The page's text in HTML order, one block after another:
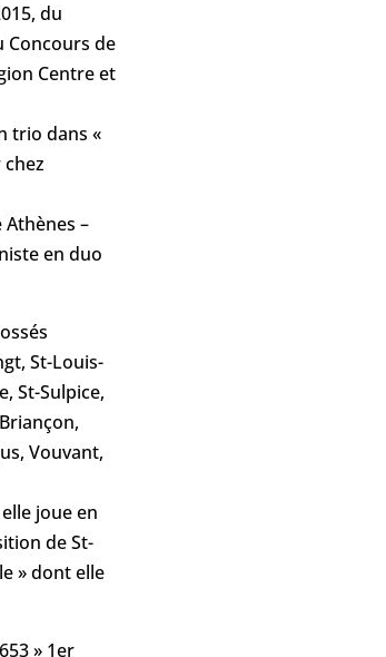
du
Concours de
Centre et
trio dans «
–
en duo
St-Louis-
St-Sulpice,
Vouvant,
joue en
de St-
» dont elle
» 1er